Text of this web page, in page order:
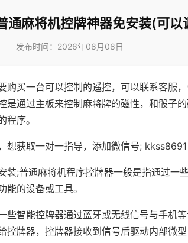
通麻将机控牌神器免安装(可以
发布时间：2026年08月08日
购买一台可以控制的遥控，可以联系客服
是通过主板来控制麻将牌的磁性，和骰子
序。
想获取一对一指导，添加微信号; kkss8691
装;普通麻将机程序控牌器一般是指通过一
的设备或工具。
些智能控牌器通过蓝牙或无线信号与手机
控牌器，控牌器接收到信号后驱动内部微